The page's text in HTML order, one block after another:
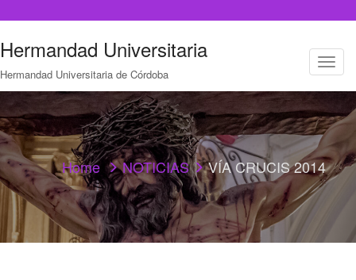
Hermandad Universitaria
Hermandad Universitaria de Córdoba
T
o
g
l
e
n
a
v
i
Home NOTICIAS VÍA CRUCIS 2014